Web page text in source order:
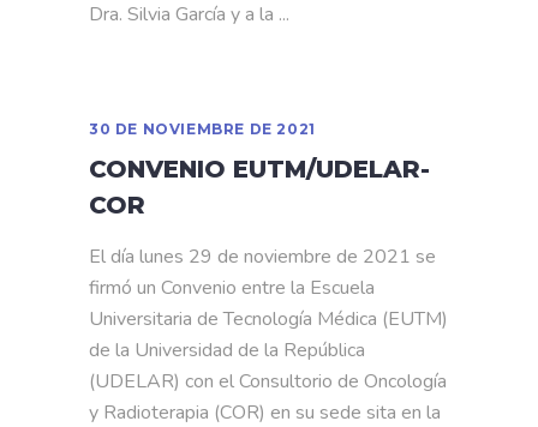
Dra. Silvia García y a la
30 DE NOVIEMBRE DE 2021
CONVENIO EUTM/UDELAR-
COR
El día lunes 29 de noviembre de 2021 se
firmó un Convenio entre la Escuela
Universitaria de Tecnología Médica (EUTM)
de la Universidad de la República
(UDELAR) con el Consultorio de Oncología
y Radioterapia (COR) en su sede sita en la